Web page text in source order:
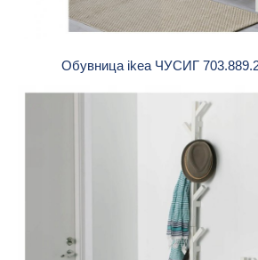
Обувница ikea ЧУСИГ